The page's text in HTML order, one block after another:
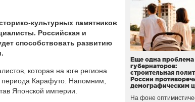
культурных памятников
Российская и
способствовать развитию
которая на юге региона
периода Карафуто. Напомним,
Японской империи.
Еще одна проблема
губернаторов:
строительная
России
демографическим
На фоне